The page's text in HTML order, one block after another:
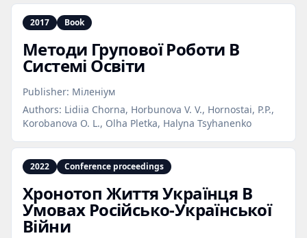
2017 Book
Методи Групової Роботи В
Системі Освіти
Publisher: Міленіум
Authors: Lidiia Chorna, Horbunova V. V., Hornostai, P.P.,
Korobanova O. L., Olha Pletka, Halyna Tsyhanenko
2022 Conference proceedings
Хронотоп Життя Українця В
Умовах Російсько‑Української
Війни